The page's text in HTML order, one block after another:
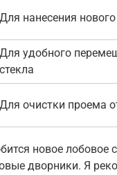
Для нанесения
Для удобного
стекла
Для очистки проема
новое лобовое
дворники. Я